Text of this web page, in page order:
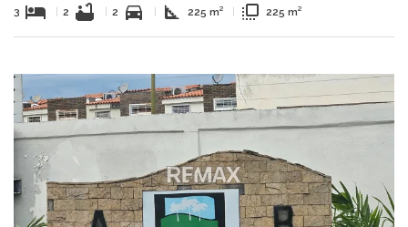
3 hotel 2 bathtub 2 directions_car square_foot 225 m² flip_to_front 225 m²